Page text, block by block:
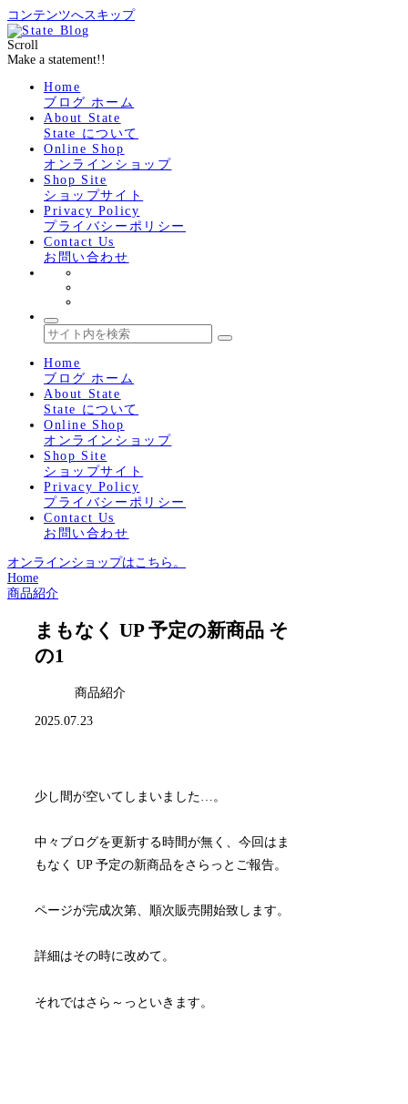
コンテンツへスキップ
Scroll
Make a statement!!
Home
ブログ ホーム
About State
State について
Online Shop
オンラインショップ
Shop Site
ショップサイト
Privacy Policy
プライバシーポリシー
Contact Us
お問い合わせ
Home
ブログ ホーム
About State
State について
Online Shop
オンラインショップ
Shop Site
ショップサイト
Privacy Policy
プライバシーポリシー
Contact Us
お問い合わせ
オンラインショップはこちら。
Home
商品紹介
まもなく UP 予定の新商品 そ
の1
商品紹介
2025.07.23
少し間が空いてしまいました…。
中々ブログを更新する時間が無く、今回はま
もなく UP 予定の新商品をさらっとご報告。
ページが完成次第、順次販売開始致します。
詳細はその時に改めて。
それではさら～っといきます。